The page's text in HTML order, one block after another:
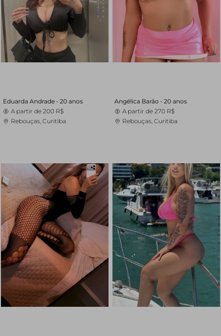
Eduarda Andrade • 20 anos
A partir de 200 R$
Rebouças, Curitiba
Angélica Barão • 20 anos
A partir de 270 R$
Rebouças, Curitiba